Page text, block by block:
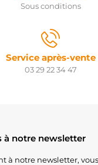
Sous conditions
Service après-vente
03 29 22 34 47
à notre newsletter
à notre newsletter,